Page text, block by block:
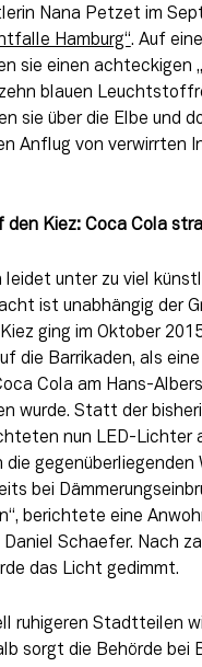
Nana Petzet im
Hamburg“. Auf
sie einen achteckigen
blauen
sie über die Elbe und
Anflug von verwirrten
den Kiez: Coca Cola
leidet unter zu viel
ist unabhängig der
ging im Oktober
die Barrikaden, als eine
Cola am Hans-
wurde. Statt der
nun LED-Lichter
gegenüberliegenden
bei
berichtete eine
Schaefer. Nach
das Licht gedimmt.
ruhigeren Stadtteilen
sorgt die Behörde bei